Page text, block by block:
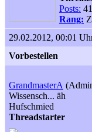
Posts:
Rang:
29.02.2012, 00:01
Vorbestellen
GrandmasterA
Wissensch... äh
Hufschmied
Threadstarter